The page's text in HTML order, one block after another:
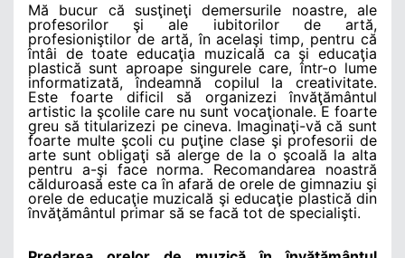
Mă bucur că susţineţi demersurile noastre, ale
profesorilor şi ale iubitorilor de artă,
profesioniştilor de artă, în acelaşi timp, pentru că
întâi de toate educaţia muzicală ca şi educaţia
plastică sunt aproape singurele care, într-o lume
informatizată, îndeamnă copilul la creativitate.
Este foarte dificil să organizezi învăţământul
artistic la şcolile care nu sunt vocaţionale. E foarte
greu să titularizezi pe cineva. Imaginaţi-vă că sunt
foarte multe şcoli cu puţine clase şi profesorii de
arte sunt obligaţi să alerge de la o şcoală la alta
pentru a-şi face norma. Recomandarea noastră
călduroasă este ca în afară de orele de gimnaziu şi
orele de educaţie muzicală şi educaţie plastică din
învăţământul primar să se facă tot de specialişti.